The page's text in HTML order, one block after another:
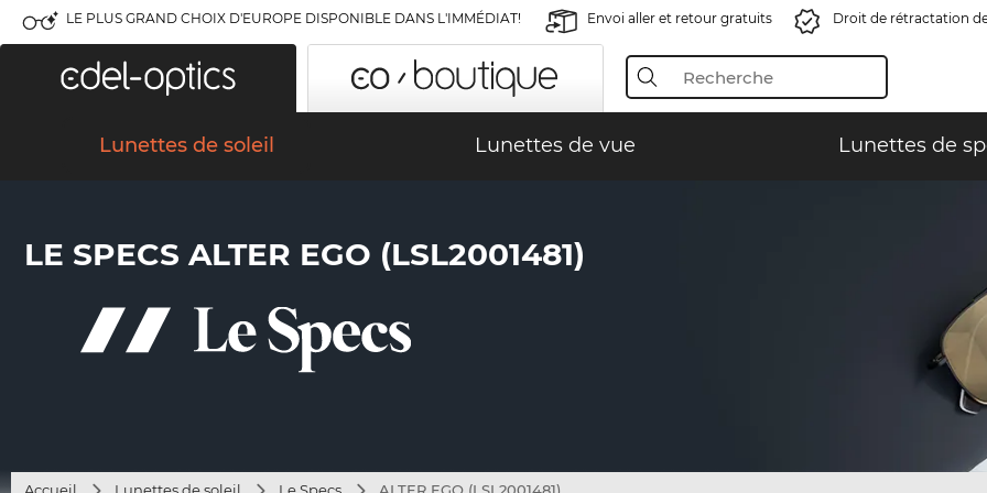
LE PLUS GRAND CHOIX D'EUROPE DISPONIBLE DANS L'IMMÉDIAT! Envoi aller et retour gratuits Droit de rétractation
Lunettes de soleil Lunettes de vue Lunettes de
LE SPECS ALTER EGO (LSL2001481)